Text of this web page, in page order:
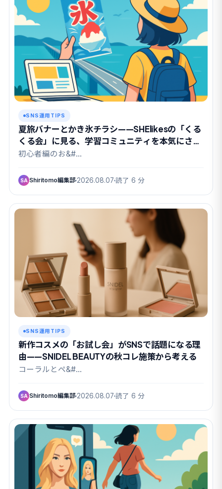
SNS運用TIPS
夏旅バナーとかき氷チラシ——SHElikesの「くる
くる会」に見る、学習コミュニティを本気にさせ
る課題設計
初心者編のお&#…
SA Shiritomo編集部 2026.08.07 読了 6 分
SNS運用TIPS
新作コスメの「お試し会」がSNSで話題になる理
由——SNIDEL BEAUTYの秋コレ施策から考える
コーラルとペ&#…
SA Shiritomo編集部 2026.08.07 読了 6 分